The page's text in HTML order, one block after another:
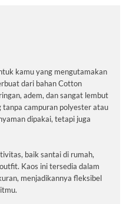
kamu yang mengutamakan
dari bahan Cotton
adem, dan sangat lembut
campuran polyester atau
dipakai, tetapi juga
baik santai di rumah,
Kaos ini tersedia dalam
menjadikannya fleksibel